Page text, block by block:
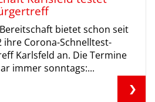
bietet schon seit
ihre Corona-Schnelltest-
Karlsfeld an. Die Termine
immer sonntags:...